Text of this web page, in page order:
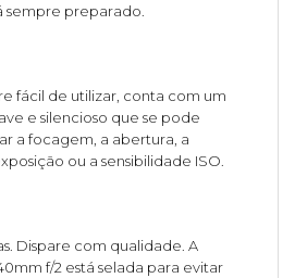
sempre preparado.
fácil de utilizar, conta com um
e silencioso que se pode
a focagem, a abertura, a
ou a sensibilidade ISO.
Dispare com qualidade. A
f/2 está selada para evitar